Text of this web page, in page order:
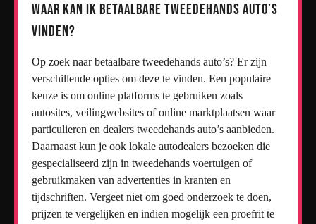
Waar kan ik betaalbare tweedehands auto’s
vinden?
Op zoek naar betaalbare tweedehands auto’s? Er zijn
verschillende opties om deze te vinden. Een populaire
keuze is om online platforms te gebruiken zoals
autosites, veilingwebsites of online marktplaatsen waar
particulieren en dealers tweedehands auto’s aanbieden.
Daarnaast kun je ook lokale autodealers bezoeken die
gespecialiseerd zijn in tweedehands voertuigen of
gebruikmaken van advertenties in kranten en
tijdschriften. Vergeet niet om goed onderzoek te doen,
prijzen te vergelijken en indien mogelijk een proefrit te